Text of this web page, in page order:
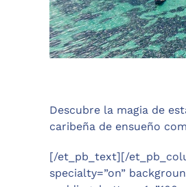
Descubre la magia de
caribeña de ensueño
[/et_pb_text][/
specialty=”on”